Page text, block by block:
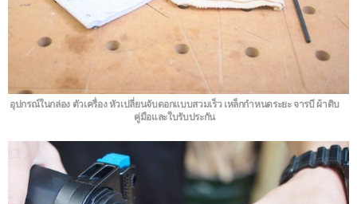
อุปกรณ์ในกล่อง ตัวเครื่อง หัวเปลี่ยนจับดอกแบบสวมเร็ว เหล็กกำหนดระยะ จารบี ผ้าดิบ
คู่มือและใบรับประกัน